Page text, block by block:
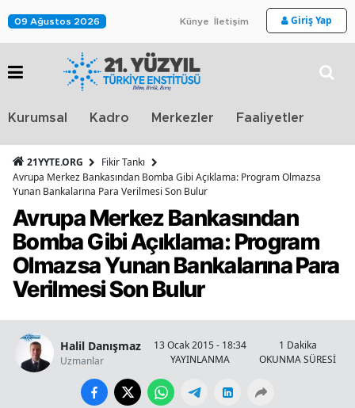
09 Ağustos 2026 Künye İletişim Giriş Yap
Kurumsal Kadro Merkezler Faaliyetler
21YYTE.ORG
Fikir Tankı
Avrupa Merkez Bankasından Bomba Gibi Açıklama: Program Olmazsa
Yunan Bankalarına Para Verilmesi Son Bulur
Avrupa Merkez Bankasından
Bomba Gibi Açıklama: Program
Olmazsa Yunan Bankalarına Para
Verilmesi Son Bulur
Halil Danışmaz
Uzmanlar
13 Ocak 2015 - 18:34
YAYINLANMA
1 Dakika
OKUNMA SÜRESİ